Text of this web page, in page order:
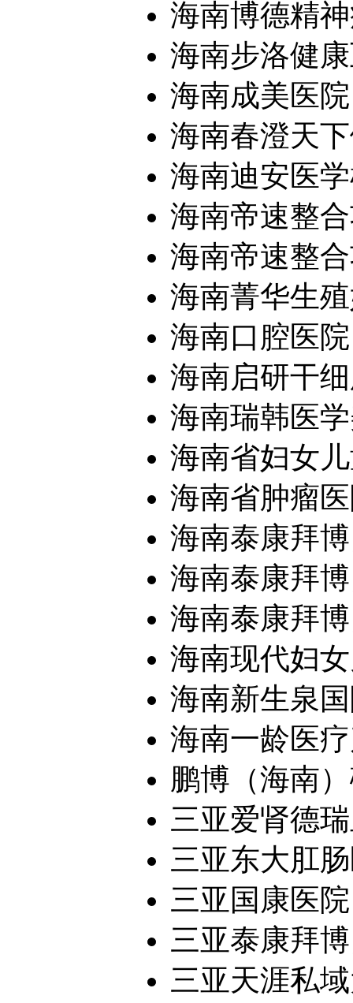
海南博德精
海南步洛健
海南成美医院
海南春澄天
海南迪安医
海南帝速整
海南帝速整
海南菁华生
海南口腔医院
海南启研干
海南瑞韩医
海南省妇女
海南省肿瘤
海南泰康拜
海南泰康拜
海南泰康拜
海南现代妇
海南新生泉
海南一龄医
鹏博（海南
三亚爱肾德
三亚东大肛
三亚国康医院
三亚泰康拜
三亚天涯私